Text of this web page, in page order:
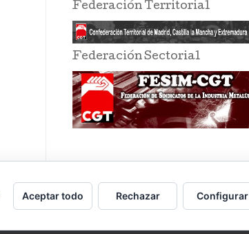
Federación Territorial
Federación Sectorial
Aceptar todo Rechazar Configurar